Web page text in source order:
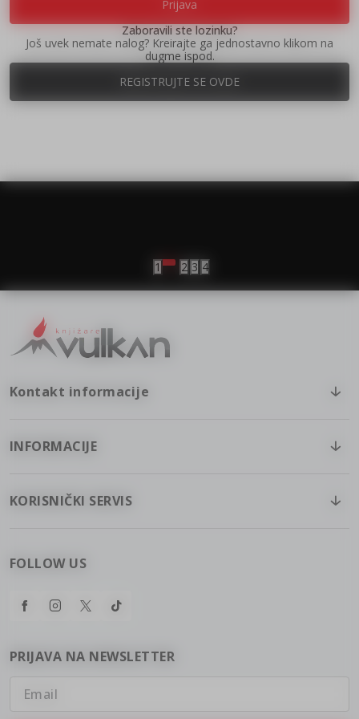
Prijava
Zaboravili ste lozinku?
Još uvek nemate nalog? Kreirajte ga jednostavno klikom na
dugme ispod.
REGISTRUJTE SE OVDE
1 2 3 4
Kontakt informacije
INFORMACIJE
KORISNIČKI SERVIS
FOLLOW US
PRIJAVA NA NEWSLETTER
Email